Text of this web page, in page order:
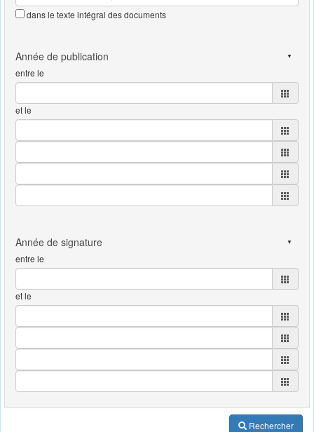
dans le texte intégral des documents
entre le
et le
entre le
et le
Rechercher